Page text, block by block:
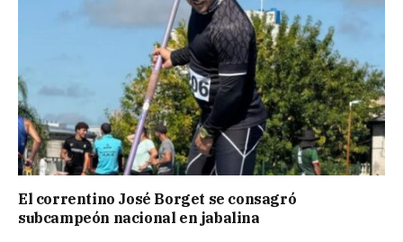
El correntino José Borget se consagró
subcampeón nacional en jabalina